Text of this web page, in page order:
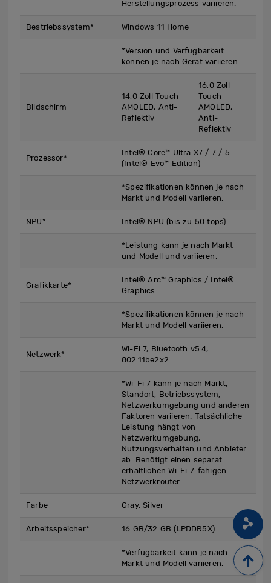
Herstellungsprozess variieren.
Bestriebssystem* Windows 11 Home
*Version und Verfügbarkeit
können je nach Gerät variieren.
Bildschirm
14,0 Zoll Touch
AMOLED, Anti-
Reflektiv
16,0 Zoll
Touch
AMOLED,
Anti-
Reflektiv
Prozessor*
Intel® Core™ Ultra X7 / 7 / 5
(Intel® Evo™ Edition)
*Spezifikationen können je nach
Markt und Modell variieren.
NPU* Intel® NPU (bis zu 50 tops)
*Leistung kann je nach Markt
und Modell und variieren.
Grafikkarte*
Intel® Arc™ Graphics / Intel®
Graphics
*Spezifikationen können je nach
Markt und Modell variieren.
Netzwerk*
Wi-Fi 7, Bluetooth v5.4,
802.11be2x2
*Wi-Fi 7 kann je nach Markt,
Standort, Betriebssystem,
Netzwerkumgebung und anderen
Faktoren variieren. Tatsächliche
Leistung hängt von
Netzwerkumgebung,
Nutzungsverhalten und Anbieter
ab. Benötigt einen separat
erhältlichen Wi-Fi 7-fähigen
Netzwerkrouter.
Farbe Gray, Silver
Arbeitsspeicher* 16 GB/32 GB (LPDDR5X)
*Verfügbarkeit kann je nach
Markt und Modell variieren.